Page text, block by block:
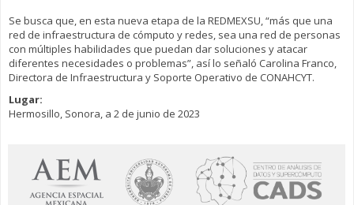
Se busca que, en esta nueva etapa de la REDMEXSU, “más que una
red de infraestructura de cómputo y redes, sea una red de personas
con múltiples habilidades que puedan dar soluciones y atacar
diferentes necesidades o problemas”, así lo señaló Carolina Franco,
Directora de Infraestructura y Soporte Operativo de CONAHCYT.
Lugar:
Hermosillo, Sonora, a 2 de junio de 2023